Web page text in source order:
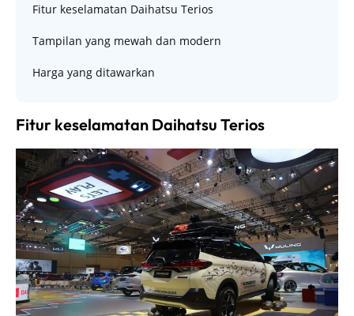
Fitur keselamatan Daihatsu Terios
Tampilan yang mewah dan modern
Harga yang ditawarkan
Fitur keselamatan Daihatsu Terios